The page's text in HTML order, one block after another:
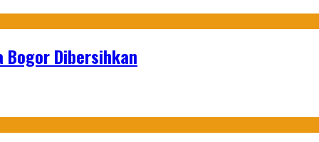
Bogor Dibersihkan